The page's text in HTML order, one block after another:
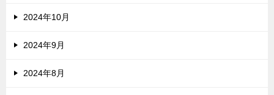
2024年10月
2024年9月
2024年8月